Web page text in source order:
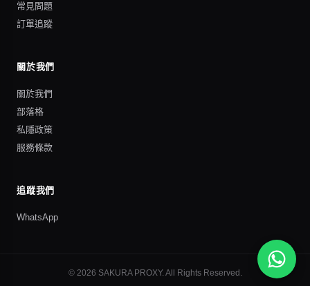
常見問題
訂單追蹤
關於我們
關於我們
部落格
私隱政策
服務條款
追蹤我們
WhatsApp
© 2026 SAKURA PROXY. All Rights Reserved.